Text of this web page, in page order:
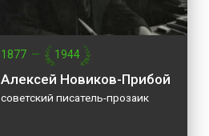
1877 — 1944
Алексей Новиков-Прибой
советский писатель-прозаик